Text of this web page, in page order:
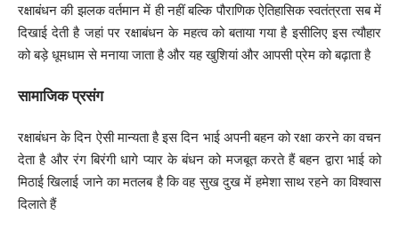
रक्षाबंधन की झलक वर्तमान में ही नहीं बल्कि पौराणिक ऐतिहासिक स्वतंत्रता सब में
दिखाई देती है जहां पर रक्षाबंधन के महत्व को बताया गया है इसीलिए इस त्यौहार
को बड़े धूमधाम से मनाया जाता है और यह खुशियां और आपसी प्रेम को बढ़ाता है
सामाजिक प्रसंग
रक्षाबंधन के दिन ऐसी मान्यता है इस दिन भाई अपनी बहन को रक्षा करने का वचन
देता है और रंग बिरंगी धागे प्यार के बंधन को मजबूत करते हैं बहन द्वारा भाई को
मिठाई खिलाई जाने का मतलब है कि वह सुख दुख में हमेशा साथ रहने का विश्वास
दिलाते हैं